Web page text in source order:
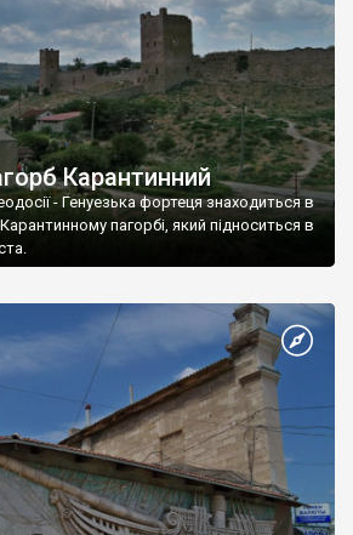
Карантинний
- Генуезька фортеця знаходиться в
пагорбі, який підноситься в